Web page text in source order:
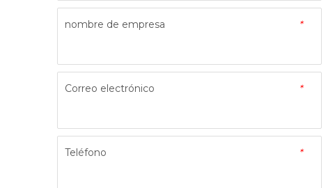
*
nombre de empresa
*
Correo electrónico
*
Teléfono